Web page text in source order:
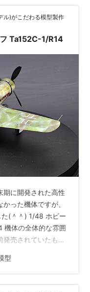
います。火力凄
高高度から飛来…
ル)がこだわる模型製作
Ta152C-1/R14
期に開発された高性
った機体ですが、
(＾＾) 1/48 ホビー
機体の全体的な雰囲
売されていたもの
作している Ta-
翼がD-9と同じで短
の機体に見えるくら
型